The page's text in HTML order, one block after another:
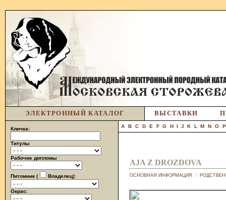
ЭЛЕКТРОННЫЙ КАТАЛОГ ВЫСТАВКИ
Кличка:
Титулы
Рабочие дипломы
Питомник ( Владелец):
Окрас:
A B C D E F G H I J K L M N O P
AJA Z DROZDOVA
ОСНОВНАЯ ИНФОРМАЦИЯ /